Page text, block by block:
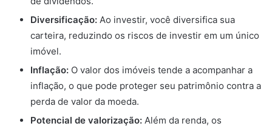
Diversificação: Ao investir, você diversifica sua
carteira, reduzindo os riscos de investir em um único
imóvel.
Inflação: O valor dos imóveis tende a acompanhar a
inflação, o que pode proteger seu patrimônio contra a
perda de valor da moeda.
Potencial de valorização: Além da renda, os